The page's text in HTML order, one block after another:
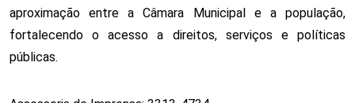
aproximação entre a Câmara Municipal e a população,
fortalecendo o acesso a direitos, serviços e políticas
públicas.